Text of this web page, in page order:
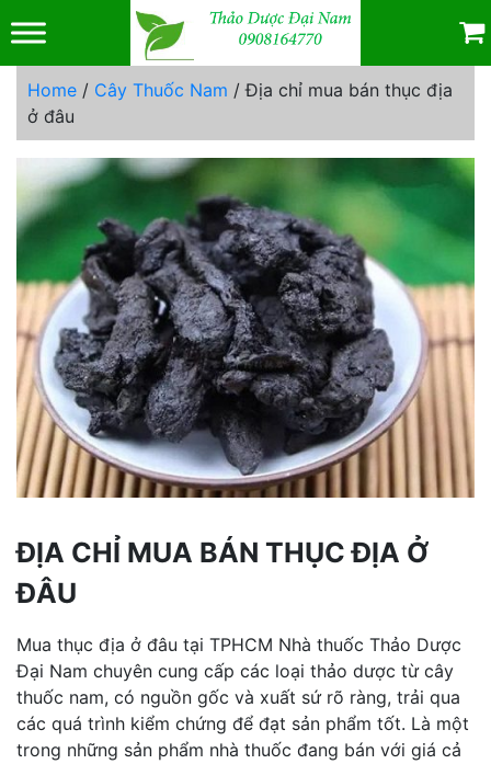
to
content
Home / Cây Thuốc Nam / Địa chỉ mua bán thục địa
ở đâu
ĐỊA CHỈ MUA BÁN THỤC ĐỊA Ở
ĐÂU
Mua thục địa ở đâu tại TPHCM Nhà thuốc Thảo Dược
Đại Nam chuyên cung cấp các loại thảo dược từ cây
thuốc nam, có nguồn gốc và xuất sứ rõ ràng, trải qua
các quá trình kiểm chứng để đạt sản phẩm tốt. Là một
trong những sản phẩm nhà thuốc đang bán với giá cả